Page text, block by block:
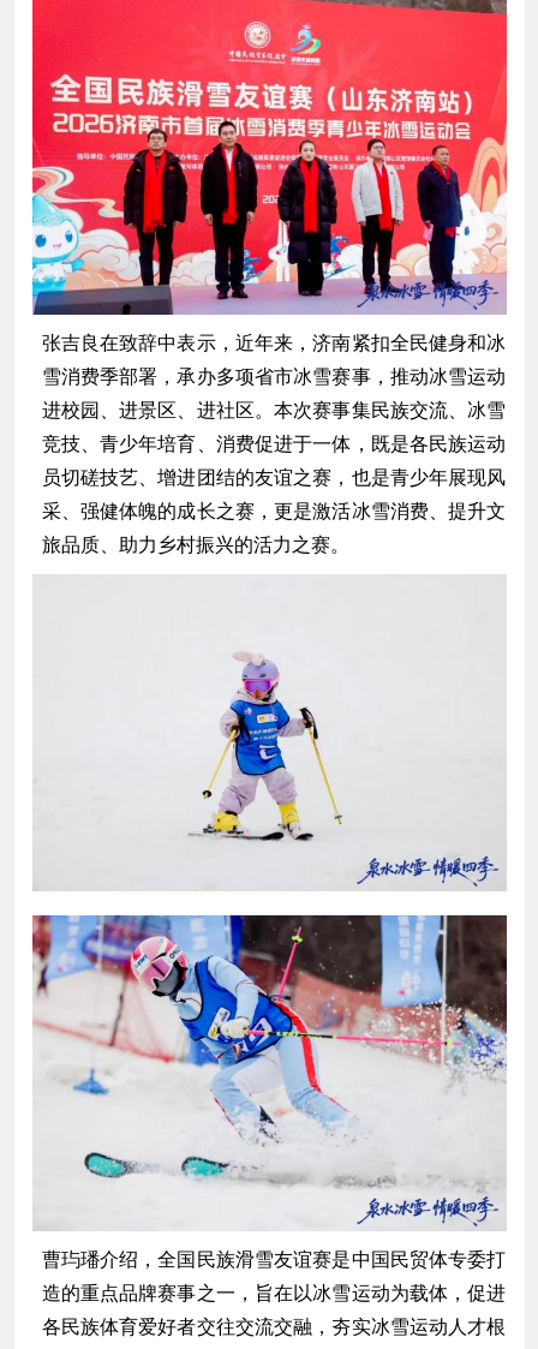
张吉良在致辞中表示，近年来，济南紧扣全民健身和冰
雪消费季部署，承办多项省市冰雪赛事，推动冰雪运动
进校园、进景区、进社区。本次赛事集民族交流、冰雪
竞技、青少年培育、消费促进于一体，既是各民族运动
员切磋技艺、增进团结的友谊之赛，也是青少年展现风
采、强健体魄的成长之赛，更是激活冰雪消费、提升文
旅品质、助力乡村振兴的活力之赛。
曹玙璠介绍，全国民族滑雪友谊赛是中国民贸体专委打
造的重点品牌赛事之一，旨在以冰雪运动为载体，促进
各民族体育爱好者交往交流交融，夯实冰雪运动人才根